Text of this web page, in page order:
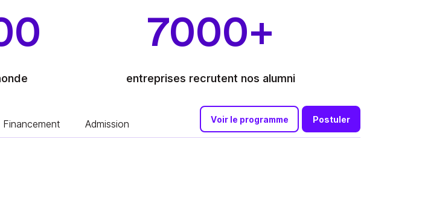
7000+
entreprises recrutent nos alumni
Financement Admission Voir le programme Postuler